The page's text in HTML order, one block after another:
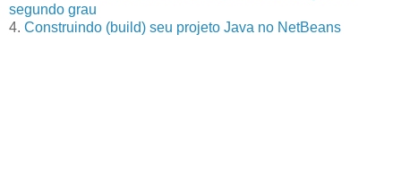
segundo grau
4. Construindo (build) seu projeto Java no NetBeans